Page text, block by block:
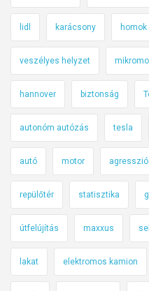
lidl karácsony homok
veszélyes helyzet
hannover biztonság
autonóm autózás tesla
autó motor agresszió
repülőtér statisztika
útfelújítás maxxus
lakat elektromos kamion